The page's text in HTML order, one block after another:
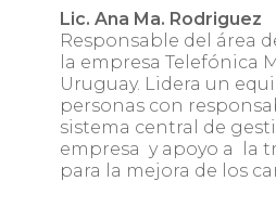
Lic. Ana Ma. Rodriguez
Responsable del área
la empresa Telefónica
Uruguay. Lidera un
personas con
sistema central de
empresa y apoyo a la
para la mejora de los